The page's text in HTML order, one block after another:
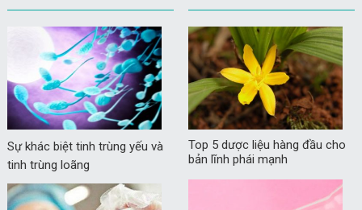
Sự khác biệt tinh trùng yếu và
tinh trùng loãng
Top 5 dược liệu hàng đầu cho
bản lĩnh phái mạnh